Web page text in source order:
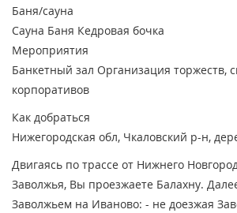
Баня/сауна
Сауна Баня Кедровая бочка
Мероприятия
Банкетный зал Организация торжеств,
корпоративов
Как добраться
Нижегородская обл, Чкаловский р-н,
Двигаясь по трассе от Нижнего
Заволжья, Вы проезжаете Балахну.
Заволжьем на Иваново: - не доезжая